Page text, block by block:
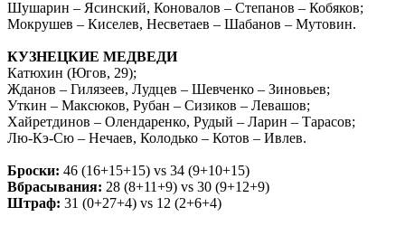
Шушарин – Ясинский, Коновалов – Степанов – Кобяков;
Мокрушев – Киселев, Несветаев – Шабанов – Мутовин.
КУЗНЕЦКИЕ МЕДВЕДИ
Катюхин (Югов, 29);
Жданов – Гилязеев, Лудцев – Шевченко – Зиновьев;
Уткин – Максюков, Рубан – Сизиков – Левашов;
Хайретдинов – Олендаренко, Рудый – Ларин – Тарасов;
Лю-Кэ-Сю – Нечаев, Колодько – Котов – Ивлев.
Броски: 46 (16+15+15) vs 34 (9+10+15)
Вбрасывания: 28 (8+11+9) vs 30 (9+12+9)
Штраф: 31 (0+27+4) vs 12 (2+6+4)